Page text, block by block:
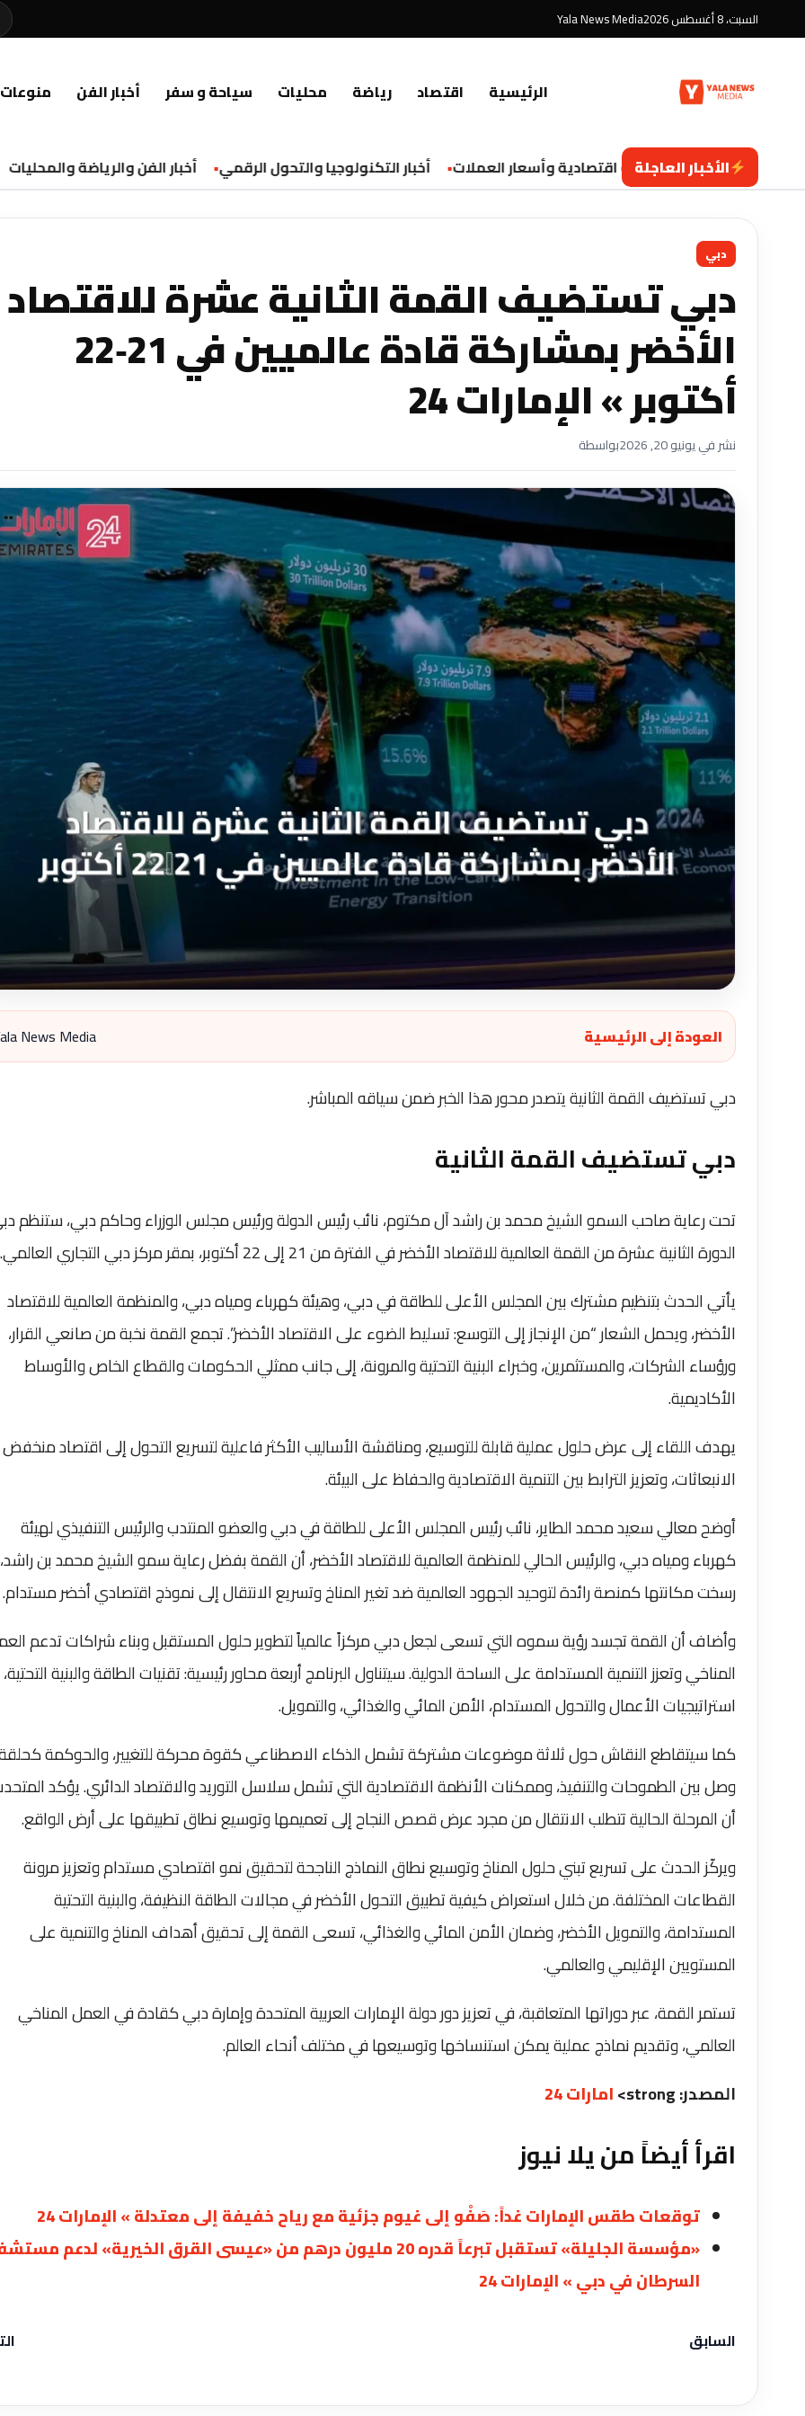
السبت، 8 أغسطس 2026 Yala News Media
الرئيسية اقتصاد رياضة محليات سياحة و سفر أخبار الفن منوعات
الأخبار العاجلة
تحديثات اقتصادية وأسعار العملات أخبار التكنولوجيا والتحول الرقمي أخبار الفن والرياضة والمحليات
دبي
دبي تستضيف القمة الثانية عشرة للاقتصاد
الأخضر بمشاركة قادة عالميين في 21‑22
أكتوبر » الإمارات 24
نشر في يونيو 20, 2026 بواسطة
العودة إلى الرئيسية News Media
دبي تستضيف القمة الثانية يتصدر محور هذا الخبر ضمن سياقه المباشر.
دبي تستضيف القمة الثانية
تحت رعاية صاحب السمو الشيخ محمد بن راشد آل مكتوم، نائب رئيس الدولة ورئيس مجلس الوزراء وحاكم دبي، ستنظم
الدورة الثانية عشرة من القمة العالمية للاقتصاد الأخضر في الفترة من 21 إلى 22 أكتوبر، بمقر مركز دبي التجاري العالمي.
يأتي الحدث بتنظيم مشترك بين المجلس الأعلى للطاقة في دبي، وهيئة كهرباء ومياه دبي، والمنظمة العالمية للاقتصاد
الأخضر، ويحمل الشعار “من الإنجاز إلى التوسع: تسليط الضوء على الاقتصاد الأخضر”. تجمع القمة نخبة من صانعي القرار،
ورؤساء الشركات، والمستثمرين، وخبراء البنية التحتية والمرونة، إلى جانب ممثلي الحكومات والقطاع الخاص والأوساط
الأكاديمية.
يهدف اللقاء إلى عرض حلول عملية قابلة للتوسيع، ومناقشة الأساليب الأكثر فاعلية لتسريع التحول إلى اقتصاد منخفض
الانبعاثات، وتعزيز الترابط بين التنمية الاقتصادية والحفاظ على البيئة.
أوضح معالي سعيد محمد الطاير، نائب رئيس المجلس الأعلى للطاقة في دبي والعضو المنتدب والرئيس التنفيذي لهيئة
كهرباء ومياه دبي، والرئيس الحالي للمنظمة العالمية للاقتصاد الأخضر، أن القمة بفضل رعاية سمو الشيخ محمد بن راشد،
رسخت مكانتها كمنصة رائدة لتوحيد الجهود العالمية ضد تغير المناخ وتسريع الانتقال إلى نموذج اقتصادي أخضر مستدام.
وأضاف أن القمة تجسد رؤية سموه التي تسعى لجعل دبي مركزاً عالمياً لتطوير حلول المستقبل وبناء شراكات تدعم
المناخي وتعزز التنمية المستدامة على الساحة الدولية. سيتناول البرنامج أربعة محاور رئيسية: تقنيات الطاقة والبنية التحتية،
استراتيجيات الأعمال والتحول المستدام، الأمن المائي والغذائي، والتمويل.
كما سيتقاطع النقاش حول ثلاثة موضوعات مشتركة تشمل الذكاء الاصطناعي كقوة محركة للتغيير، والحوكمة
وصل بين الطموحات والتنفيذ، وممكنات الأنظمة الاقتصادية التي تشمل سلاسل التوريد والاقتصاد الدائري. يؤكد
أن المرحلة الحالية تتطلب الانتقال من مجرد عرض قصص النجاح إلى تعميمها وتوسيع نطاق تطبيقها على أرض الواقع.
ويركّز الحدث على تسريع تبني حلول المناخ وتوسيع نطاق النماذج الناجحة لتحقيق نمو اقتصادي مستدام وتعزيز مرونة
القطاعات المختلفة. من خلال استعراض كيفية تطبيق التحول الأخضر في مجالات الطاقة النظيفة، والبنية التحتية
المستدامة، والتمويل الأخضر، وضمان الأمن المائي والغذائي، تسعى القمة إلى تحقيق أهداف المناخ والتنمية على
المستويين الإقليمي والعالمي.
تستمر القمة، عبر دوراتها المتعاقبة، في تعزيز دور دولة الإمارات العربية المتحدة وإمارة دبي كقادة في العمل المناخي
العالمي، وتقديم نماذج عملية يمكن استنساخها وتوسيعها في مختلف أنحاء العالم.
المصدر: strong>
امارات 24
اقرأ أيضاً من يلا نيوز
توقعات طقس الإمارات غداً: صَفْو إلى غيوم جزئية مع رياح خفيفة إلى معتدلة » الإمارات 24
«مؤسسة الجليلة» تستقبل تبرعاً قدره 20 مليون درهم من «عيسى القرق الخيرية» لدعم
السرطان في دبي » الإمارات 24
السابق